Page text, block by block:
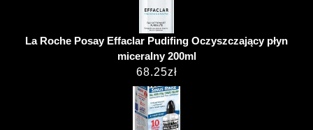
La Roche Posay Effaclar Pudifing Oczyszczający płyn
miceralny 200ml
68.25zł